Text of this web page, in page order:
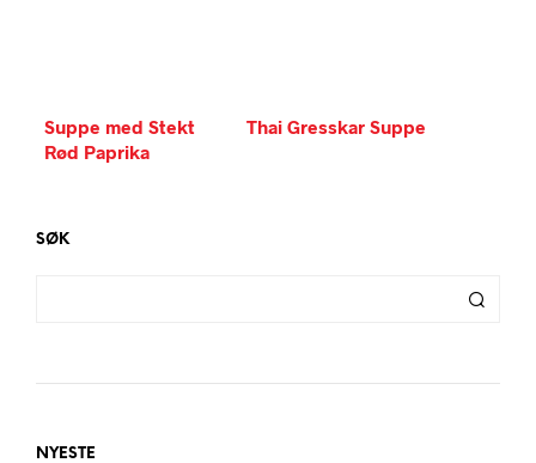
Suppe med Stekt
Rød Paprika
Thai Gresskar Suppe
SØK
NYESTE